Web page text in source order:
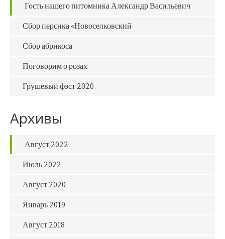
Гость нашего питомника Александр Васильевич
Сбор персика «Новоселковский
Сбор абрикоса
Поговорим о розах
Грушевый фэст 2020
Архивы
Август 2022
Июль 2022
Август 2020
Январь 2019
Август 2018